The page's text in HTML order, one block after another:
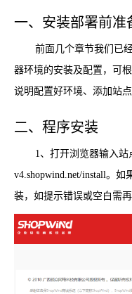
一、安装部署前准
前面几个章节我们已
器环境的安装及配置，可
说明配置好环境、添加站
二、程序安装
1、打开浏览器输入站
v4.shopwind.net/install。
装，如提示错误或空白需